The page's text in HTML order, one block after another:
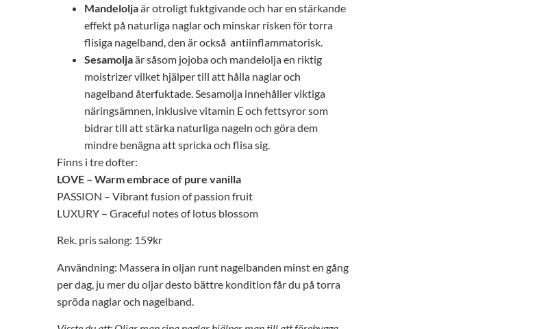
Mandeloljaär otroligt fuktgivande och har en stärkande
effekt på naturliga naglar och minskar risken för torra
flisiga nagelband, den är också antiinflammatorisk.
Sesamoljaär såsom jojoba och mandelolja en riktig
moistrizer vilket hjälper till att hålla naglar och
nagelband återfuktade. Sesamolja innehåller viktiga
näringsämnen, inklusive vitamin E och fettsyror som
bidrar till att stärka naturliga nageln och göra dem
mindre benägna att spricka och flisa sig.
Finns i tre dofter:
LOVE – Warm embrace of pure vanilla
PASSION – Vibrant fusion of passion fruit
LUXURY – Graceful notes of lotus blossom
Rek. pris salong: 159kr
Användning: Massera in oljan runt nagelbanden minst en gång
per dag, ju mer du oljar desto bättre kondition får du på torra
spröda naglar och nagelband.